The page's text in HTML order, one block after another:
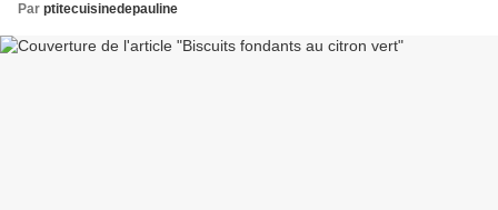
Par ptitecuisinedepauline